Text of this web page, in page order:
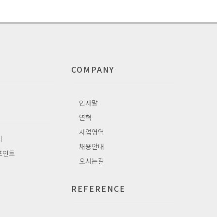
인트
COMPANY
인사말
연혁
사업영역
채용안내
오시는길
REFERENCE